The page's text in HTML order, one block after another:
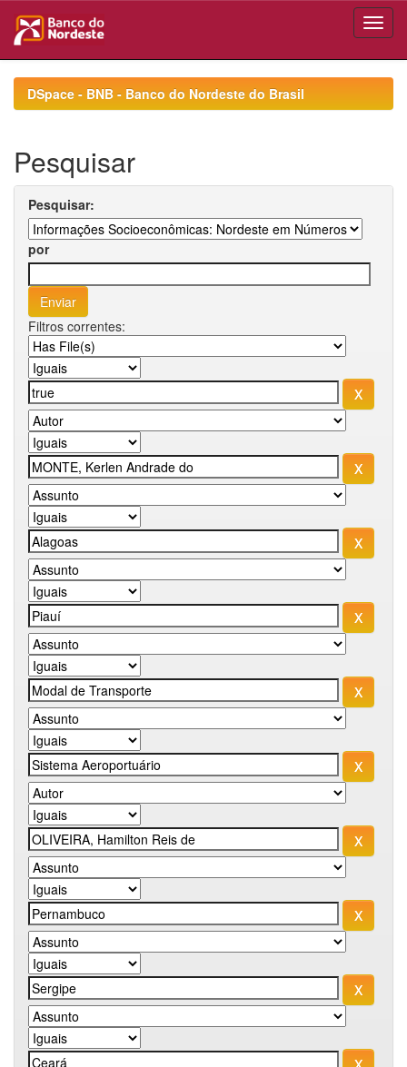
navigationDSpace - BNB - Banco do Nordeste do Brasil
Pesquisar
Pesquisar:
por
Filtros correntes: